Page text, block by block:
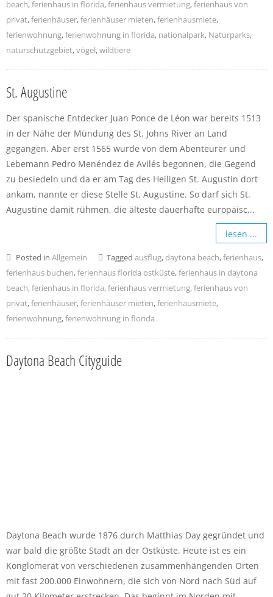
beach,ferienhaus in florida,ferienhaus vermietung,ferienhaus von
privat,ferienhäuser,ferienhäuser mieten,ferienhausmiete,
ferienwohnung,ferienwohnung in florida, nationalpark, Naturparks,
naturschutzgebiet,vögel,wildtiere
St. Augustine
Der spanische Entdecker Juan Ponce de Léon war bereits 1513
in der Nähe der Mündung des St. Johns River an Land
gegangen. Aber erst 1565 wurde von dem Abenteurer und
Lebemann Pedro Menéndez de Avilés begonnen, die Gegend
zu besiedeln und da er am Tag des Heiligen St. Augustin dort
ankam, nannte er diese Stelle St. Augustine. So darf sich St.
Augustine damit rühmen, die älteste dauerhafte europäisc...
lesen ...
Posted in Allgemein Tagged ausflug,daytona beach,ferienhaus,
ferienhaus buchen,ferienhaus florida ostküste,ferienhaus in daytona
beach,ferienhaus in florida,ferienhaus vermietung,ferienhaus von
privat,ferienhäuser,ferienhäuser mieten,ferienhausmiete,
ferienwohnung,ferienwohnung in florida
Daytona Beach Cityguide
Daytona Beach wurde 1876 durch Matthias Day gegründet und
war bald die größte Stadt an der Ostküste. Heute ist es ein
Konglomerat von verschiedenen zusammenhängenden Orten
mit fast 200.000 Einwohnern, die sich von Nord nach Süd auf